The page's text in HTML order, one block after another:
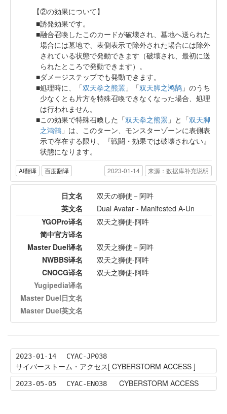
【②の効果について】
誘発効果です。
融合召喚したこのカードが破壊され、墓地へ送られた
場合には墓地で、表側表示で除外された場合には除外
されている状態で発動できます（破壊され、最初に送
られたところで発動できます）。
ダメージステップでも発動できます。
処理時に、「双天拳之熊罴 」「双天脚之鸿鹄 」のうち
少なくとも片方を特殊召喚できなくなった場合、処理
は行われません。
この効果で特殊召喚した「双天拳之熊罴 」と「双天脚
之鸿鹄 」は、このターン、モンスターゾーンに表側表
示で存在する限り、『戦闘・効果では破壊されない』
状態になります。
AI翻译 百度翻译 2023-01-14 来源：数据库补充说明
日文名
双天の獅使－阿吽
英文名
Dual Avatar - Manifested A-Un
YGOPro译名
双天之狮使-阿吽
简中官方译名
Master Duel译名
双天之狮使－阿吽
NWBBS译名
双天之狮使-阿吽
CNOCG译名
双天之狮使-阿吽
Yugipedia译名
Master Duel日文名
Master Duel英文名
2023-01-14 CYAC-JP038
サイバーストーム・アクセス[ CYBERSTORM ACCESS ]
2023-05-05 CYAC-EN038 CYBERSTORM ACCESS